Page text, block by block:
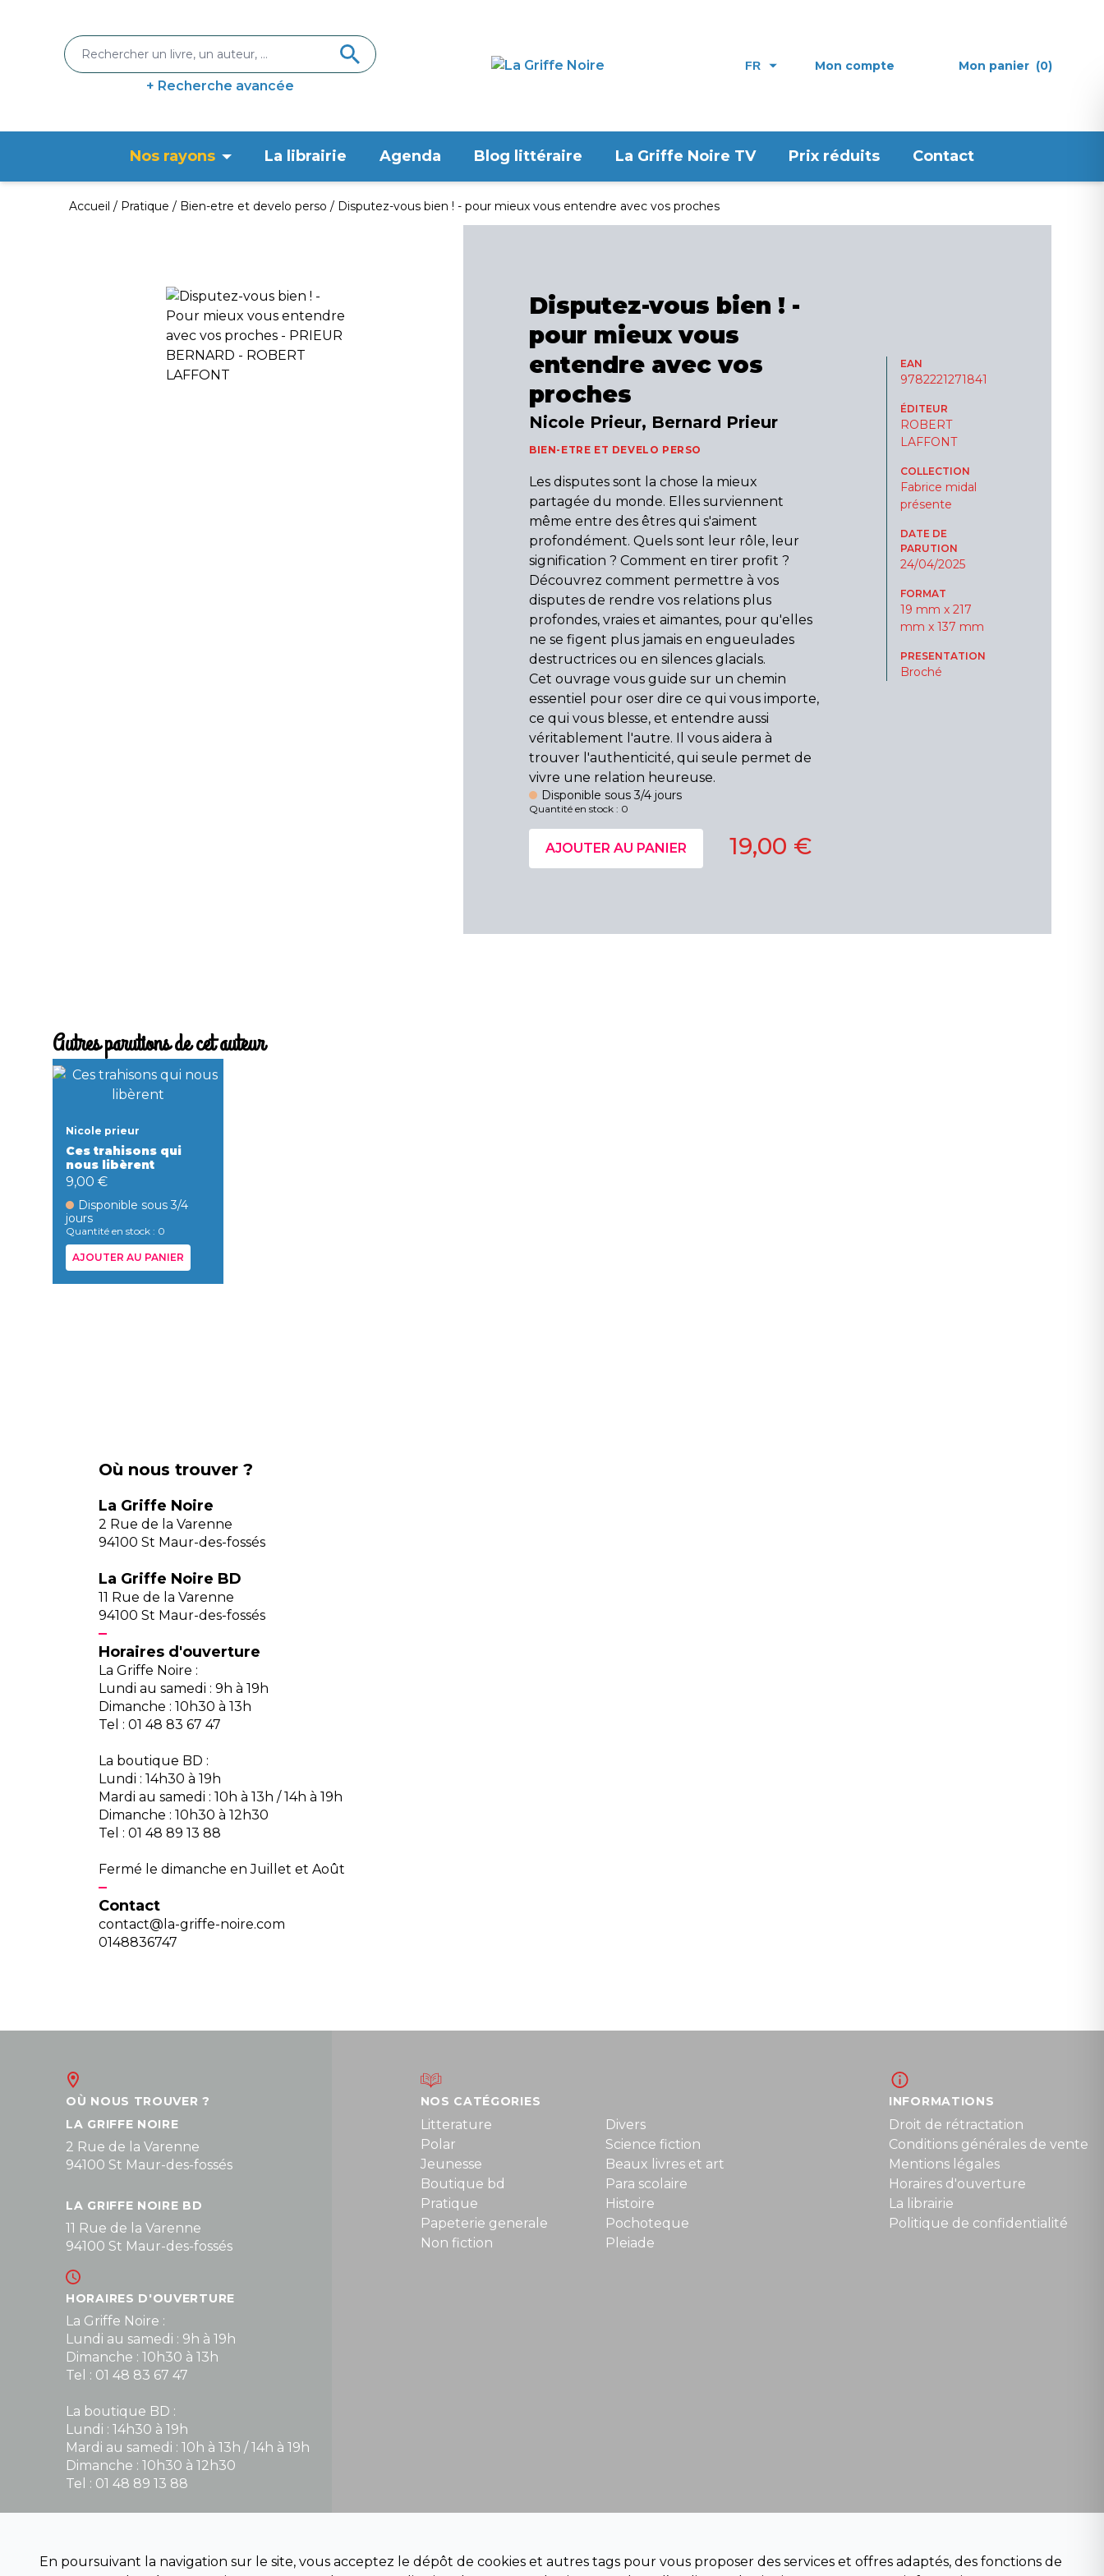
+ Recherche avancée
FR Mon compte Mon panier (0)
Nos rayons La librairie Agenda Blog littéraire La Griffe Noire TV Prix réduits Contact
Accueil Pratique Bien-etre et develo perso Disputez-vous bien ! - pour mieux vous entendre avec vos proches
Disputez-vous bien ! -
pour mieux vous
entendre avec vos
proches
Nicole Prieur, Bernard Prieur
BIEN-ETRE ET DEVELO PERSO
Les disputes sont la chose la mieux
partagée du monde. Elles surviennent
même entre des êtres qui s'aiment
profondément. Quels sont leur rôle, leur
signification ? Comment en tirer profit ?
Découvrez comment permettre à vos
disputes de rendre vos relations plus
profondes, vraies et aimantes, pour qu'elles
ne se figent plus jamais en engueulades
destructrices ou en silences glacials.
Cet ouvrage vous guide sur un chemin
essentiel pour oser dire ce qui vous importe,
ce qui vous blesse, et entendre aussi
véritablement l'autre. Il vous aidera à
trouver l'authenticité, qui seule permet de
vivre une relation heureuse.
Disponible sous 3/4 jours
Quantité en stock : 0
EAN
9782221271841
ÉDITEUR
ROBERT
LAFFONT
COLLECTION
Fabrice midal
présente
DATE DE
PARUTION
24/04/2025
FORMAT
19 mm x 217
mm x 137 mm
PRESENTATION
Broché
19,00 €
AJOUTER AU PANIER
Autres parutions de cet auteur
Nicole prieur
Ces trahisons qui
nous libèrent
9,00 €
Disponible sous 3/4
jours
Quantité en stock : 0
AJOUTER AU PANIER
Où nous trouver ?
La Griffe Noire
2 Rue de la Varenne
94100 St Maur-des-fossés
La Griffe Noire BD
11 Rue de la Varenne
94100 St Maur-des-fossés
Horaires d'ouverture
La Griffe Noire :
Lundi au samedi : 9h à 19h
Dimanche : 10h30 à 13h
Tel : 01 48 83 67 47
La boutique BD :
Lundi : 14h30 à 19h
Mardi au samedi : 10h à 13h / 14h à 19h
Dimanche : 10h30 à 12h30
Tel : 01 48 89 13 88
Fermé le dimanche en Juillet et Août
Contact
contact@la-griffe-noire.com
0148836747
OÙ NOUS TROUVER ?
LA GRIFFE NOIRE
2 Rue de la Varenne
94100 St Maur-des-fossés
LA GRIFFE NOIRE BD
11 Rue de la Varenne
94100 St Maur-des-fossés
HORAIRES D'OUVERTURE
La Griffe Noire :
Lundi au samedi : 9h à 19h
Dimanche : 10h30 à 13h
Tel : 01 48 83 67 47
La boutique BD :
Lundi : 14h30 à 19h
Mardi au samedi : 10h à 13h / 14h à 19h
Dimanche : 10h30 à 12h30
Tel : 01 48 89 13 88
NOUS CONTACTER
NOS CATÉGORIES
Litterature
Polar
Jeunesse
Boutique bd
Pratique
Papeterie generale
Non fiction
Divers
Science fiction
Beaux livres et art
Para scolaire
Histoire
Pochoteque
Pleiade
INFORMATIONS
Droit de rétractation
Conditions générales de vente
Mentions légales
Horaires d'ouverture
La librairie
Politique de confidentialité
En poursuivant la navigation sur le site, vous acceptez le dépôt de cookies et autres tags pour vous proposer des services et offres adaptés, des fonctions de